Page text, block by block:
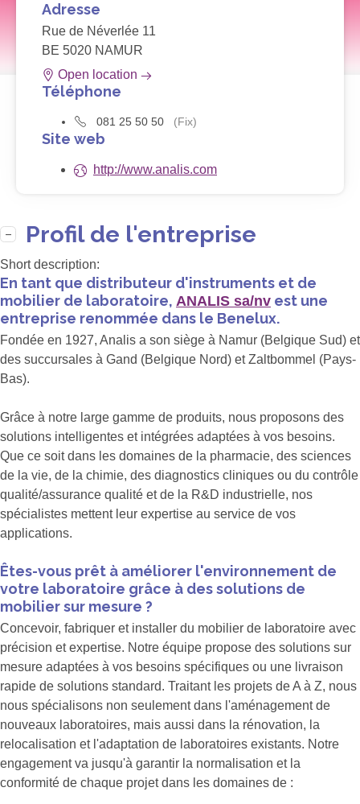
Adresse
Rue de Néverlée 11
BE 5020 NAMUR
Open location
Téléphone
081 25 50 50 (Fix)
Site web
http://www.analis.com
Profil de l'entreprise
Short description:
En tant que distributeur d'instruments et de
mobilier de laboratoire, ANALIS sa/nv est une
entreprise renommée dans le Benelux.
Fondée en 1927, Analis a son siège à Namur (Belgique Sud) et
des succursales à Gand (Belgique Nord) et Zaltbommel (Pays-
Bas).
Grâce à notre large gamme de produits, nous proposons des
solutions intelligentes et intégrées adaptées à vos besoins.
Que ce soit dans les domaines de la pharmacie, des sciences
de la vie, de la chimie, des diagnostics cliniques ou du contrôle
qualité/assurance qualité et de la R&D industrielle, nos
spécialistes mettent leur expertise au service de vos
applications.
Êtes-vous prêt à améliorer l'environnement de
votre laboratoire grâce à des solutions de
mobilier sur mesure ?
Concevoir, fabriquer et installer du mobilier de laboratoire avec
précision et expertise. Notre équipe propose des solutions sur
mesure adaptées à vos besoins spécifiques ou une livraison
rapide de solutions standard. Traitant les projets de A à Z, nous
nous spécialisons non seulement dans l'aménagement de
nouveaux laboratoires, mais aussi dans la rénovation, la
relocalisation et l'adaptation de laboratoires existants. Notre
engagement va jusqu'à garantir la normalisation et la
conformité de chaque projet dans les domaines de :